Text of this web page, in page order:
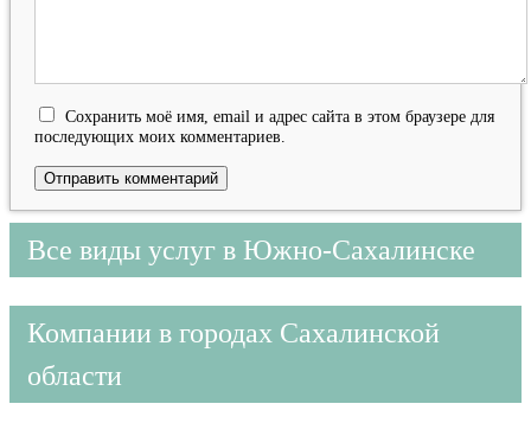
Сохранить моё имя, email и адрес сайта в этом браузере для
последующих моих комментариев.
Все виды услуг в Южно-Сахалинске
Компании в городах Сахалинской
области